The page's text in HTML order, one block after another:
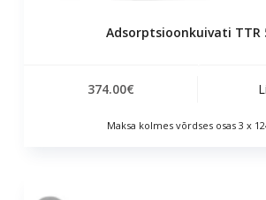
Adsorptsioonkuivati ​​TTR
374.00€
Maksa kolmes võrdses osas 3 x